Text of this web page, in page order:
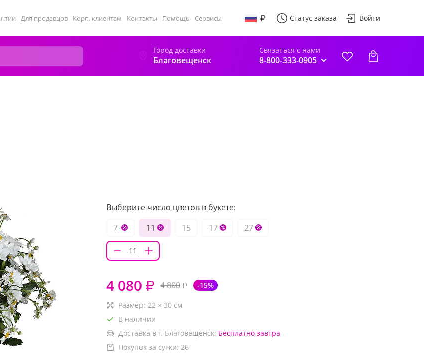
Для продавцов Корп. клиентам Контакты Помощь Сервисы Статус заказа Войти
Город доставки
Благовещенск
Связаться с нами
8-800-333-0905
Выберите число цветов в букете:
7
11 15 17 27
4 080 ₽ 4 800₽ -15%
Размер: 22 × 30 см
В наличии
Доставка в г. Благовещенск: Бесплатно завтра
Покупок за сутки: 26